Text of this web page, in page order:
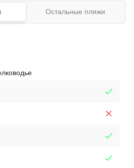
Остальные пляжи